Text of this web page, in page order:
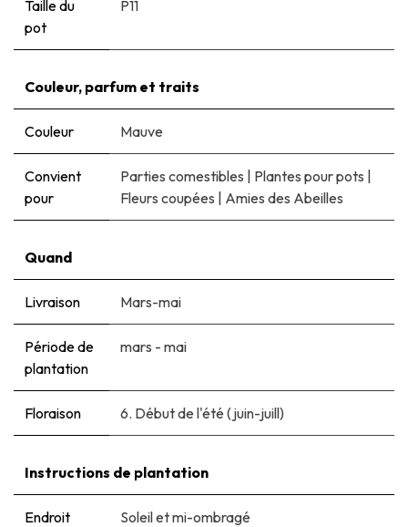
Taille du
pot
P11
Couleur, parfum et traits
Couleur Mauve
Convient
pour
Parties comestibles | Plantes pour pots |
Fleurs coupées | Amies des Abeilles
Quand
Livraison Mars-mai
Période de
plantation
mars - mai
Floraison 6. Début de l'été (juin-juill)
Instructions de plantation
Endroit
Soleil et mi-ombragé